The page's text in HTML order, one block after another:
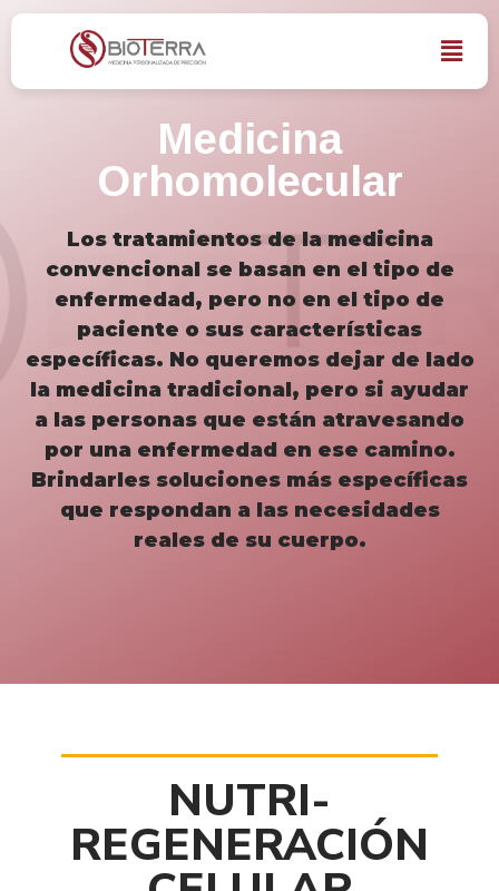
Medicina
Orhomolecular
Los tratamientos de la medicina
convencional se basan en el tipo de
enfermedad, pero no en el tipo de
paciente o sus características
específicas. No queremos dejar de lado
la medicina tradicional, pero si ayudar
a las personas que están atravesando
por una enfermedad en ese camino.
Brindarles soluciones más específicas
que respondan a las necesidades
reales de su cuerpo.
NUTRI-
REGENERACIÓN